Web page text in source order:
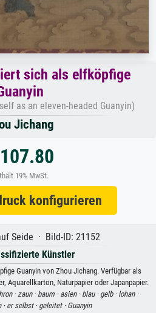
sich als elfköpfige
as an eleven-headed Guanyin)
Jichang
19% MwSt.
konfigurieren
Seide · Bild-ID: 21152
Künstler
Guanyin von Zhou Jichang. Verfügbar als
Aquarellkarton, Naturpapier oder Japanpapier.
· zaun · baum · asien · blau · gelb · lohan ·
· er selbst · geleitet · Guanyin